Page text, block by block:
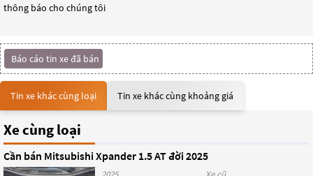
thông báo cho chúng tôi
Báo cáo tin xe đã bán
Tin xe khác cùng loại Tin xe khác cùng khoảng giá
Xe cùng loại
Cần bán Mitsubishi Xpander 1.5 AT đời 2025